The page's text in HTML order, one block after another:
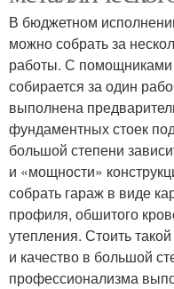
В бюджетном
можно собрать за
работы. С
собирается за один
выполнена
фундаментных стоек
большой степени
и «мощности»
собрать гараж в виде
профиля, обшитого
утепления. Стоить
и качество в большой
профессионализма